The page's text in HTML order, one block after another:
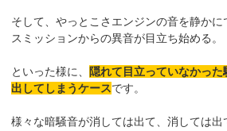
そして、やっとこさエンジンの音を静か
スミッションからの異音が目立ち始める。
といった様に、 隠れて目立っていなかっ
出してしまうケースです。
様々な暗騒音が消しては出て、消しては出